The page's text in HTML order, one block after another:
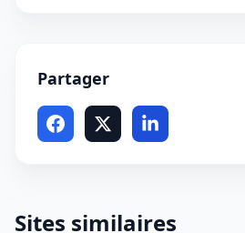
Partager
Sites similaires